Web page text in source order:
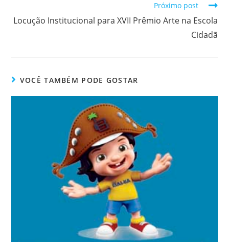
Próximo post
Locução Institucional para XVII Prêmio Arte na Escola
Cidadã
VOCÊ TAMBÉM PODE GOSTAR